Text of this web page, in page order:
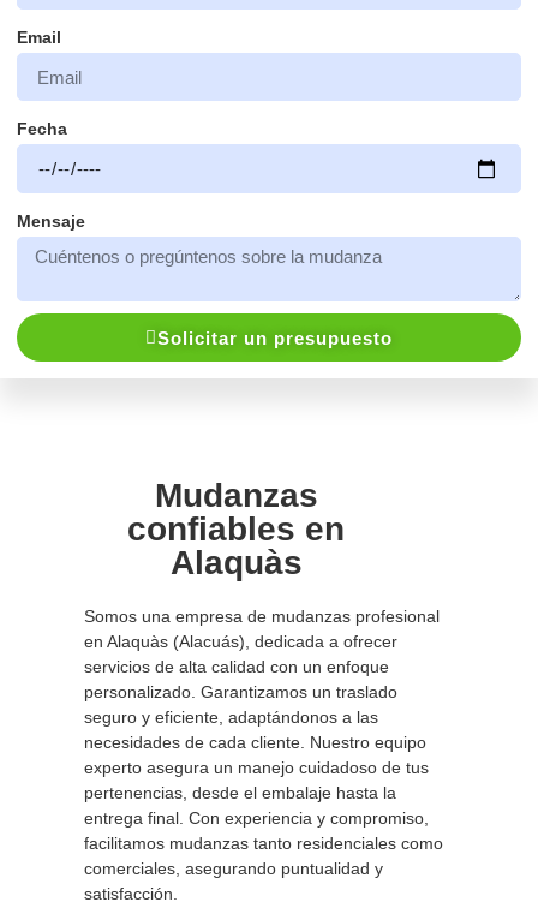
Email
Fecha
Mensaje
Solicitar un presupuesto
Mudanzas
confiables en
Alaquàs
Somos una empresa de mudanzas profesional
en Alaquàs (Alacuás), dedicada a ofrecer
servicios de alta calidad con un enfoque
personalizado. Garantizamos un traslado
seguro y eficiente, adaptándonos a las
necesidades de cada cliente. Nuestro equipo
experto asegura un manejo cuidadoso de tus
pertenencias, desde el embalaje hasta la
entrega final. Con experiencia y compromiso,
facilitamos mudanzas tanto residenciales como
comerciales, asegurando puntualidad y
satisfacción.